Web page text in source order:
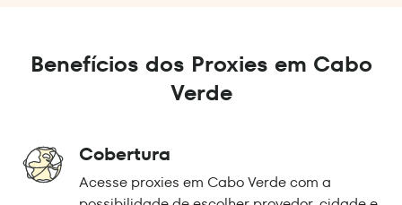
Benefícios dos Proxies em Cabo
Verde
Cobertura
Acesse proxies em Cabo Verde com a